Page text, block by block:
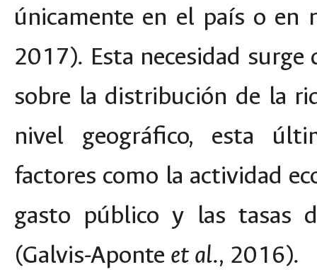
únicamente en el país o en
2017). Esta necesidad
sobre la distribución de la
nivel geográfico, esta
factores como la actividad
gasto público y las tasas
(Galvis-Aponte et al., 2016).